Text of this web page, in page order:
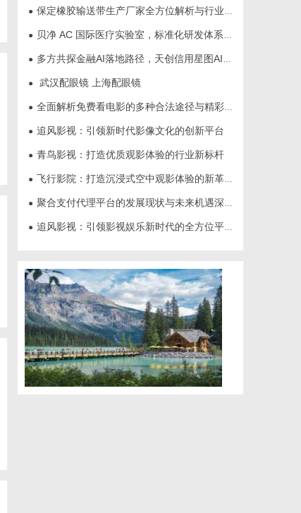
● 保定橡胶输送带生产厂家全方位解析与行业发展前景
● 贝净 AC 国际医疗实验室，标准化研发体系全解析
● 多方共探金融AI落地路径，天创信用星图AI助力产业金融智能升级
● 武汉配眼镜 上海配眼镜
● 全面解析免费看电影的多种合法途径与精彩体验
● 追风影视：引领新时代影像文化的创新平台
● 青鸟影视：打造优质观影体验的行业新标杆
● 飞行影院：打造沉浸式空中观影体验的新革命
● 聚合支付代理平台的发展现状与未来机遇深度解析
● 追风影视：引领影视娱乐新时代的全方位平台